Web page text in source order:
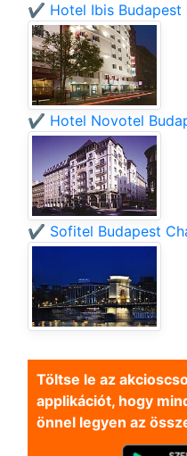
✔️ Hotel Ibis Budapest
✔️ Hotel Novotel
✔️ Sofitel Budapest
Töltse le az
applikációt, hogy
önnel legyen az